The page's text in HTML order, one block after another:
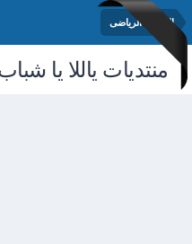
المنتدى الرياضى
منتديات ياللا يا شباب